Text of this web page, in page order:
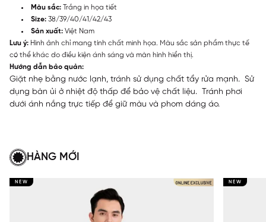
Màu sắc: Trắng in họa tiết
Size: 38/39/40/41/42/43
Sản xuất: Việt Nam
Lưu ý: Hình ảnh chỉ mang tính chất minh họa. Màu sắc sản phẩm thực tế
có thể khác do điều kiện ánh sáng và màn hình hiển thị.
Hướng dẫn bảo quản:
Giặt nhẹ bằng nước lạnh, tránh sử dụng chất tẩy rửa mạnh. Sử
dụng bàn ủi ở nhiệt độ thấp để bảo vệ chất liệu. Tránh phơi
dưới ánh nắng trực tiếp để giữ màu và phom dáng áo.
HÀNG MỚI
NEW NEW